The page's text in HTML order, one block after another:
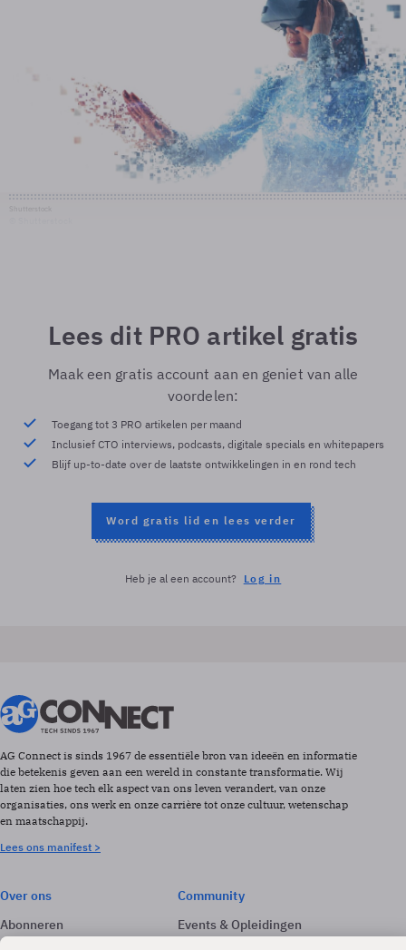
Lees dit PRO artikel gratis
Maak een gratis account aan en geniet van alle
voordelen:
Toegang tot 3 PRO artikelen per maand
Inclusief CTO interviews, podcasts, digitale specials en whitepapers
Blijf up-to-date over de laatste ontwikkelingen in en rond tech
Word gratis lid en lees verder
Heb je al een account? Log in
AG Connect is sinds 1967 de essentiële bron van ideeën en informatie
die betekenis geven aan een wereld in constante transformatie. Wij
laten zien hoe tech elk aspect van ons leven verandert, van onze
organisaties, ons werk en onze carrière tot onze cultuur, wetenschap
en maatschappij.
Lees ons manifest >
Over ons
Abonneren
Adverteren
Community
Events & Opleidingen